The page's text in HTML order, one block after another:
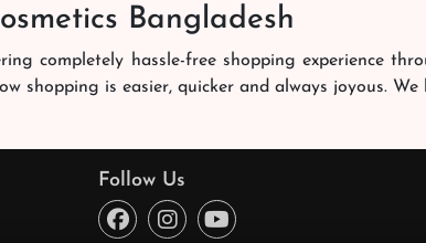
Bangladesh
completely hassle-free shopping experience
is easier, quicker and always joyous. We
shampoobd quality assurance team works
enjoy online shopping here!
Follow Us